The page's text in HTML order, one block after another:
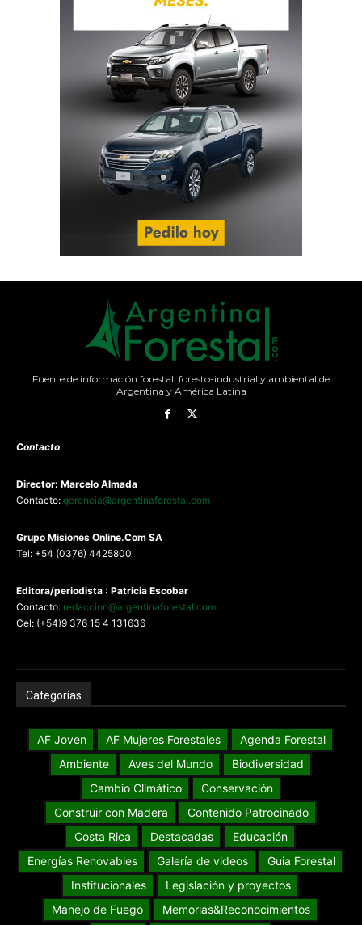
Fuente de información forestal, foresto-industrial y ambiental de
Argentina y América Latina
Contacto
Director: Marcelo Almada
Contacto: gerencia@argentinaforestal.com
Grupo Misiones Online.Com SA
Tel: +54 (0376) 4425800
Editora/periodista : Patricia Escobar
Contacto: redaccion@argentinaforestal.com
Cel: (+54)9 376 15 4 131636
Categorías
AF Joven AF Mujeres Forestales
Agenda Forestal
Ambiente
Aves del Mundo
Biodiversidad
Cambio Climático
Conservación
Construir con Madera
Contenido Patrocinado
Costa Rica
Destacadas
Educación
Energías Renovables
Galería de videos
Guia Forestal
Institucionales
Legislación y proyectos
Manejo de Fuego
Memorias&Reconocimientos